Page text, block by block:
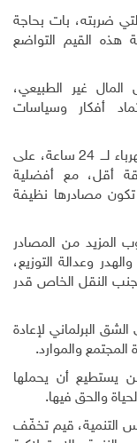
ضربته، بات بحاجة
القيم التواضع
غير الطبيعي،
أفكار وسياسات
لذلك، ليس مطلوباً في سياسات الطاقة كهرباء لـــ 24 ساعة، على
أقل، مع أفضلية
مصادرها نظيفة
المزيد من المصادر
وعدالة التوزيع،
النقل الخاص قدر
البرلماني لإعادة
والموارد.
يستطيع أن يحملها
والحق فيها.
التنمية، قيم تخفّف